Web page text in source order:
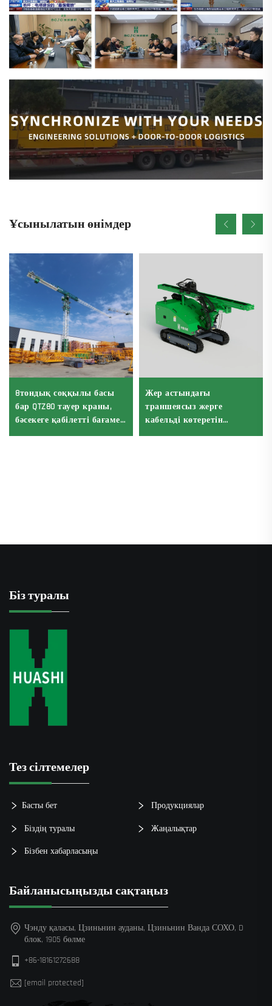
Ұсынылатын өнімдер
8тондық соққылы басы
бар QTZ80 тауер краны,
бәсекеге қабілетті бағамен
Қытайдың краны
Жер астындағы
траншеясыз жерге
кабельді көтеретін
қондырғылар
Біз туралы
Тез сілтемелер
Басты бет Продукциялар
Біздің туралы Жаңалықтар
Бізбен хабарласыңы
Байланысыңызды сақтаңыз
Чэнду қаласы, Цзиньнин ауданы, Цзиньнин Ванда СОХО, D
блок, 1905 бөлме
+86-18161272688
[email protected]